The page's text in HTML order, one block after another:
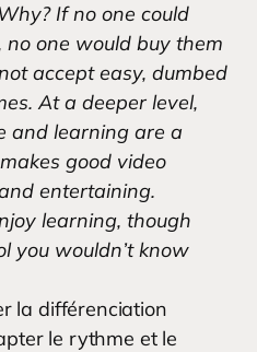
If no one could
no one would buy them
accept easy, dumbed
At a deeper level,
and learning are a
good video
entertaining.
learning, though
you wouldn’t know
la différenciation
le rythme et le